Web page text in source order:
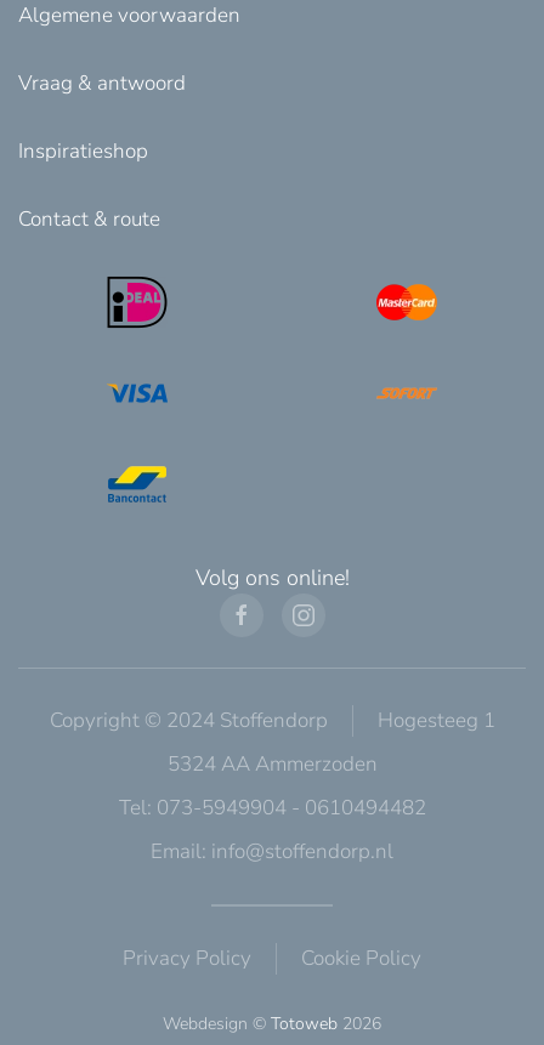
Algemene voorwaarden
Vraag & antwoord
Inspiratieshop
Contact & route
Volg ons online!
Copyright © 2024 Stoffendorp
Hogesteeg 1
5324 AA Ammerzoden
Tel: 073-5949904 - 0610494482
Email: info@stoffendorp.nl
Privacy Policy Cookie Policy
Webdesign © Totoweb 2026